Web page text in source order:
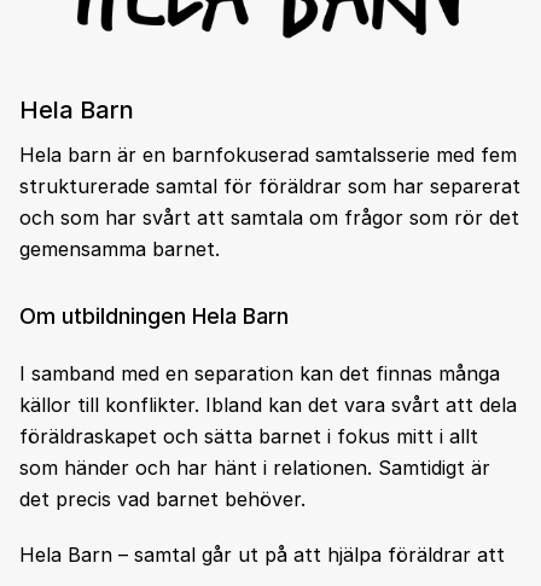
Hela Barn
Hela barn är en barnfokuserad samtalsserie med fem
strukturerade samtal för föräldrar som har separerat
och som har svårt att samtala om frågor som rör det
gemensamma barnet.
Om utbildningen Hela Barn
I samband med en separation kan det finnas många
källor till konflikter. Ibland kan det vara svårt att dela
föräldraskapet och sätta barnet i fokus mitt i allt
som händer och har hänt i relationen. Samtidigt är
det precis vad barnet behöver.
Hela Barn – samtal går ut på att hjälpa föräldrar att